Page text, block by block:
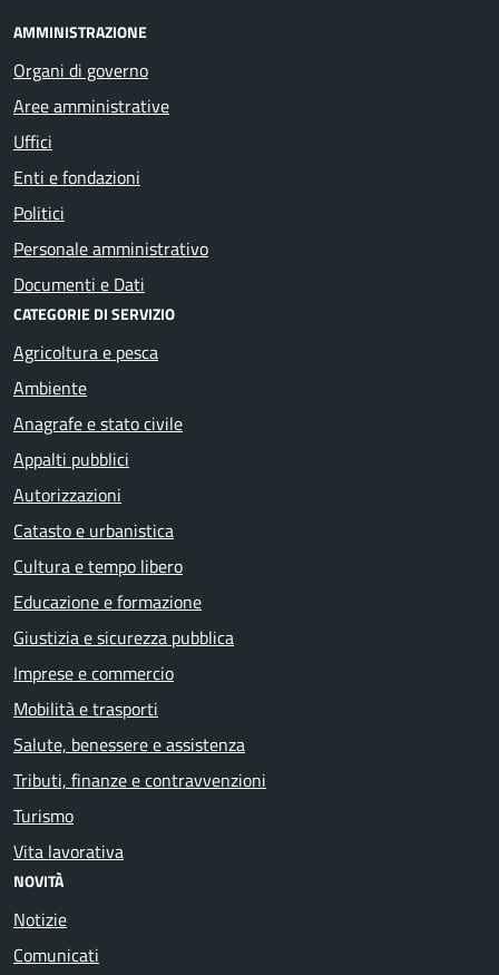
AMMINISTRAZIONE
Organi di governo
Aree amministrative
Uffici
Enti e fondazioni
Politici
Personale amministrativo
Documenti e Dati
CATEGORIE DI SERVIZIO
Agricoltura e pesca
Ambiente
Anagrafe e stato civile
Appalti pubblici
Autorizzazioni
Catasto e urbanistica
Cultura e tempo libero
Educazione e formazione
Giustizia e sicurezza pubblica
Imprese e commercio
Mobilità e trasporti
Salute, benessere e assistenza
Tributi, finanze e contravvenzioni
Turismo
Vita lavorativa
NOVITÀ
Notizie
Comunicati